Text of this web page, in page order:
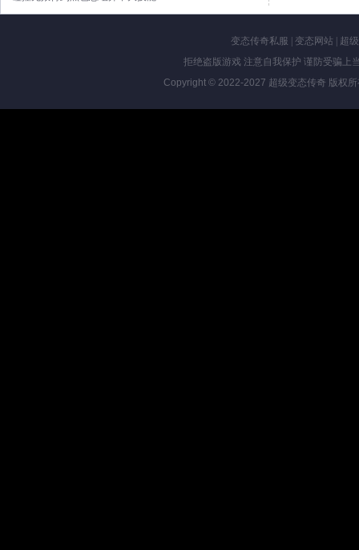
变态传奇私服 变态网站|
超
拒绝盗版游戏 注意自我保护 谨防受骗上
Copyright © 2022-2027 超级变态传奇 版权